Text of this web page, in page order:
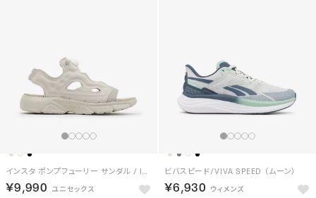
インスタ ポンプフューリー サンダル / INSTAPUMP FURY SANDAL （ムーンストーン）
￥9,990
ビバスピード/VIVA SPEED （ムーン）
￥6,930